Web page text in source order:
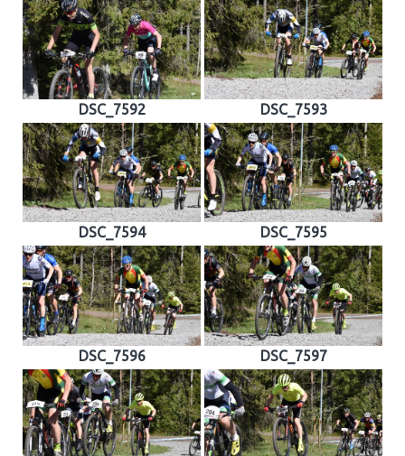
DSC_7592 DSC_7593
DSC_7594 DSC_7595
DSC_7596 DSC_7597